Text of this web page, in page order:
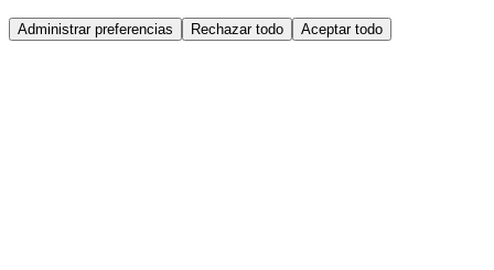
Administrar preferencias Rechazar todo Aceptar todo